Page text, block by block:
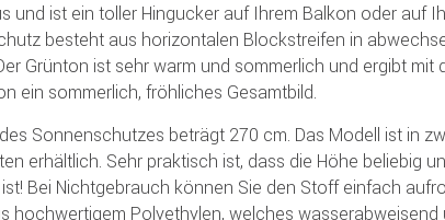
und ist ein toller Hingucker auf Ihrem Balkon oder auf
besteht aus horizontalen Blockstreifen in
Grünton ist sehr warm und sommerlich und ergibt mit
ein sommerlich, fröhliches Gesamtbild.
Sonnenschutzes beträgt 270 cm. Das Modell ist in
erhältlich. Sehr praktisch ist, dass die Höhe beliebig
Bei Nichtgebrauch können Sie den Stoff einfach
hochwertigem Polyethylen, welches wasserabweisend